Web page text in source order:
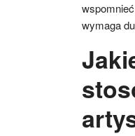
wymaga